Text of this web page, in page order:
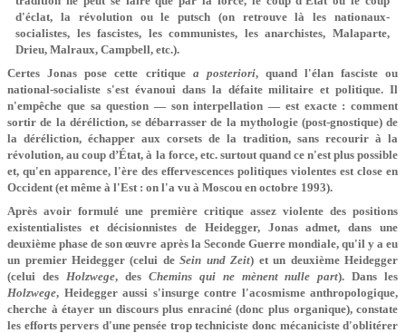
d'éclat, la révolution ou le putsch (on retrouve là les nationaux-
socialistes, les fascistes, les communistes, les anarchistes, Malaparte,
Drieu, Malraux, Campbell, etc.).
Certes Jonas pose cette critique a posteriori, quand l'élan fasciste ou
national-socialiste s'est évanoui dans la défaite militaire et politique. Il
n'empêche que sa question — son interpellation — est exacte : comment
sortir de la déréliction, se débarrasser de la mythologie (post-gnostique) de
la déréliction, échapper aux corsets de la tradition, sans recourir à la
révolution, au coup d’État, à la force, etc. surtout quand ce n'est plus possible
et, qu'en apparence, l'ère des effervescences politiques violentes est close en
Occident (et même à l'Est : on l'a vu à Moscou en octobre 1993).
Après avoir formulé une première critique assez violente des positions
existentialistes et décisionnistes de Heidegger, Jonas admet, dans une
deuxième phase de son œuvre après la Seconde Guerre mondiale, qu'il y a eu
un premier Heidegger (celui deSein und Zeit) et un deuxième Heidegger
(celui des Holzwege, des Chemins qui ne mènent nulle part). Dans les
Holzwege, Heidegger aussi s'insurge contre l'acosmisme anthropologique,
cherche à étayer un discours plus enraciné (donc plus organique), constate
les efforts pervers d'une pensée trop techniciste donc mécaniciste d'oblitérer